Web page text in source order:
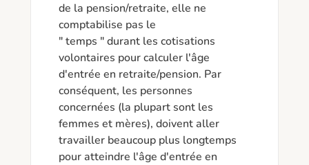
de la pension/retraite, elle ne
comptabilise pas le
" temps " durant les cotisations
volontaires pour calculer l'âge
d'entrée en retraite/pension. Par
conséquent, les personnes
concernées (la plupart sont les
femmes et mères), doivent aller
travailler beaucoup plus longtemps
pour atteindre l'âge d'entrée en